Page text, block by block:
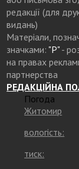
редакції (для
видань)
Матеріали,
значками: "Р"-
на правах
партнерства
РЕДАКЦІЙНА
Погода
Житомир
вологість:
тиск: